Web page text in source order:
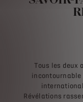
Tous les deux
Révélations